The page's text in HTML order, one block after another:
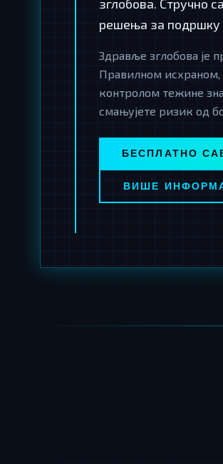
зглобова. Стручно
решења за подршку
Здравље зглобова је
Правилном
контролом тежине
смањујете ризик од
БЕСПЛАТНО
ВИШЕ